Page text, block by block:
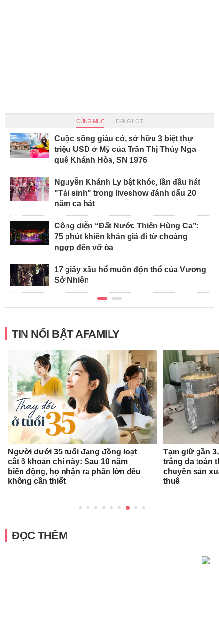
CÙNG MỤC ĐANG HOT
Cuộc sống giàu có, sở hữu 3 biệt thự
triệu USD ở Mỹ của Trần Thị Thúy Nga
quê Khánh Hòa, SN 1976
Nguyễn Khánh Ly bật khóc, lần đầu hát
"Tái sinh" trong liveshow đánh dấu 20
năm ca hát
Công diễn “Đất Nước Thiên Hùng Ca”:
75 phút khiến khán giả đi từ choáng
ngợp đến vỡ òa
17 giây xấu hổ muốn độn thổ của Vương
Sở Nhiên
TIN NỔI BẬT AFAMILY
Người dưới 35 tuổi đang đồng loạt
cắt 6 khoản chi này: Sau 10 năm
biến động, họ nhận ra phần lớn đều
không cần thiết
Tạm giữ gần
trắng da toàn
chuyền sản
thuê
ĐỌC THÊM